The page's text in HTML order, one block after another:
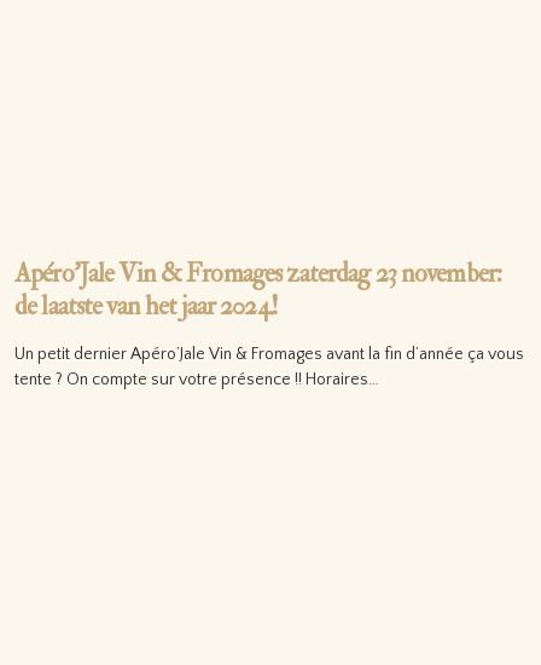
Apéro’Jale Vin & Fromages zaterdag 23 november:
de laatste van het jaar 2024!
Un petit dernier Apéro’Jale Vin & Fromages avant la fin d’année ça vous
tente ? On compte sur votre présence !! Horaires…